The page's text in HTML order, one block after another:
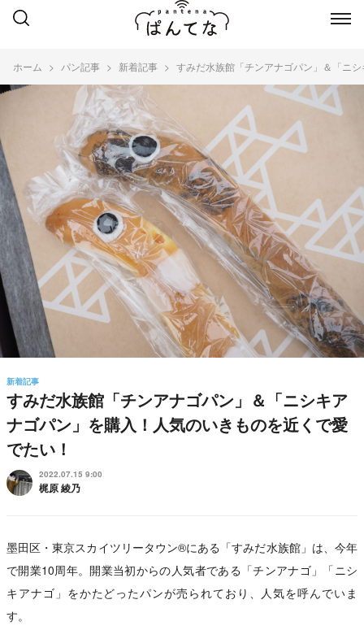
ホーム パン記事 新着記事 すみだ水族館「チンアナゴパン」＆「ニ
新着記事
すみだ水族館「チンアナゴパン」＆「ニシキア
ナゴパン」を購入！人気のいきものを近くで愛
でたい！
2022.07.15 9:00
梶原 綾乃
墨田区・東京スカイツリータウン®にある「すみだ水族館」は、今年
で開業10周年。開業当初からの人気者である「チンアナゴ」「ニシ
キアナゴ」をかたどったパンが売られており、人気を呼んでいま
す。